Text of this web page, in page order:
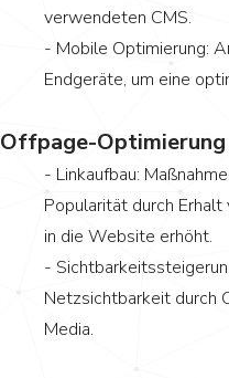
verwendeten CMS.
- Mobile Optimierung:
Endgeräte, um eine
Offpage-Optimierung
- Linkaufbau:
Popularität durch
in die Website erhöht.
-
Netzsichtbarkeit durch
Media.